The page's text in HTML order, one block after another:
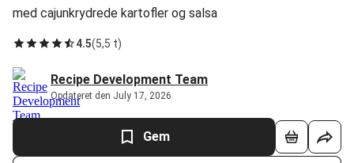
med cajunkrydrede kartofler og salsa
4.5(5,5 t)
Recipe Development Team
Opdateret den July 17, 2026
Gem